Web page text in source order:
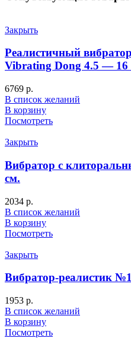
Закрыть
Реалистичный
Vibrating Dong 4.5 — 16
6769 р.
В список желаний
В корзину
Посмотреть
Закрыть
Вибратор с
см.
2034 р.
В список желаний
В корзину
Посмотреть
Закрыть
Вибратор-реалистик
1953 р.
В список желаний
В корзину
Посмотреть